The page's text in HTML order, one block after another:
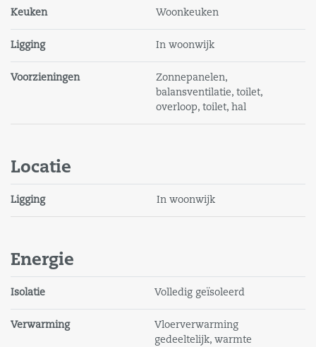
Keuken Woonkeuken
Ligging In woonwijk
Voorzieningen
Zonnepanelen,
balansventilatie, toilet,
overloop, toilet, hal
Locatie
Ligging In woonwijk
Energie
Isolatie Volledig geïsoleerd
Verwarming
Vloerverwarming
gedeeltelijk, warmte